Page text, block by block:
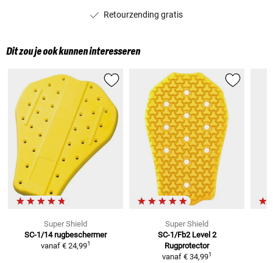
Retourzending gratis
Dit zou je ook kunnen interesseren
Super Shield
SC-1/14 rugbeschermer
vanaf € 24,991
Super Shield
SC-1/Fb2 Level 2
Rugprotector
vanaf € 34,991